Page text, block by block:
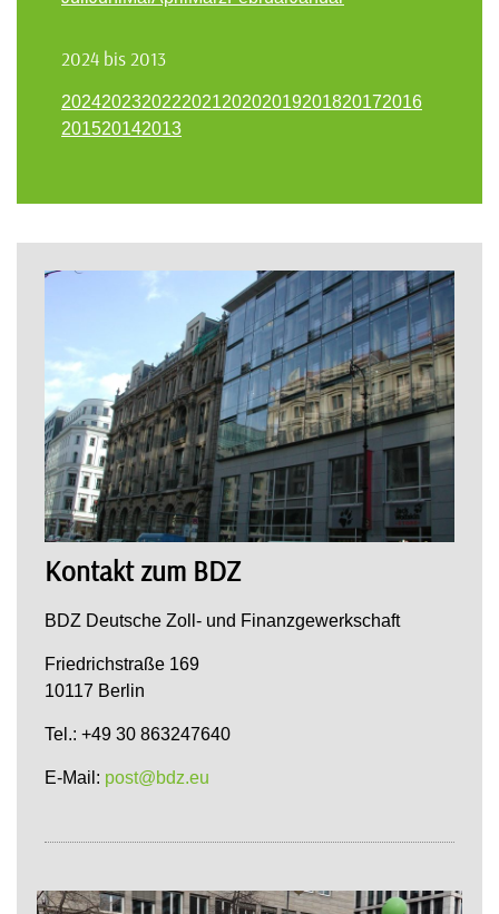
2024 bis 2013
202420232022202120202019201820172016
201520142013
Kontakt zum BDZ
BDZ Deutsche Zoll- und Finanzgewerkschaft
Friedrichstraße 169
10117 Berlin
Tel.: +49 30 863247640
E-Mail: post@bdz.eu